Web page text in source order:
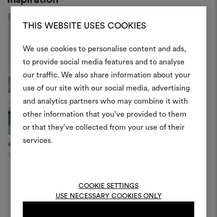
THIS WEBSITE USES COOKIES
We use cookies to personalise content and ads,
to provide social media features and to analyse
our traffic. We also share information about your
use of our site with our social media, advertising
and analytics partners who may combine it with
other information that you’ve provided to them
or that they’ve collected from your use of their
services.
COOKIE SETTINGS
USE NECESSARY COOKIES ONLY
Private House
Ein
erstellen
Ein interaktives Tool, mit
Ideen zum Leben
anderen teilen können,